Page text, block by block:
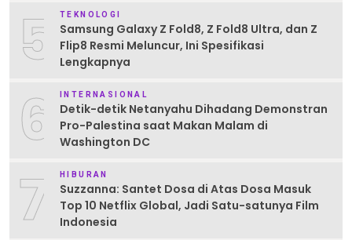
5 TEKNOLOGI
Samsung Galaxy Z Fold8, Z Fold8 Ultra, dan Z
Flip8 Resmi Meluncur, Ini Spesifikasi
Lengkapnya
6 INTERNASIONAL
Detik-detik Netanyahu Dihadang Demonstran
Pro-Palestina saat Makan Malam di
Washington DC
7 HIBURAN
Suzzanna: Santet Dosa di Atas Dosa Masuk
Top 10 Netflix Global, Jadi Satu-satunya Film
Indonesia